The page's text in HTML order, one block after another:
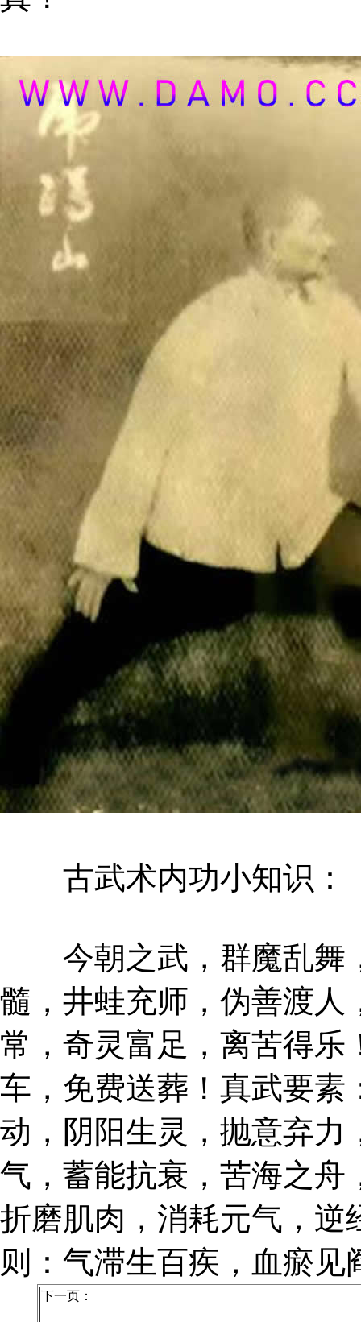
古武术内功小知识：
今朝之武，群魔乱舞
髓，井蛙充师，伪善渡人
常，奇灵富足，离苦得乐
车，免费送葬！真武要素
动，阴阳生灵，抛意弃力
气，蓄能抗衰，苦海之舟
折磨肌肉，消耗元气，逆
则：气滞生百疾，血瘀
下一页：